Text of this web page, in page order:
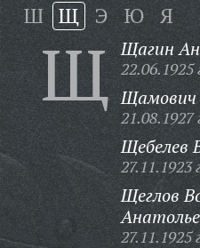
Ш Щ Э Ю Я
Щ Щагин
22.06.1925
Щамович
21.08.1927
Щебелев
27.11.1923
Щеглов
27.11.1925